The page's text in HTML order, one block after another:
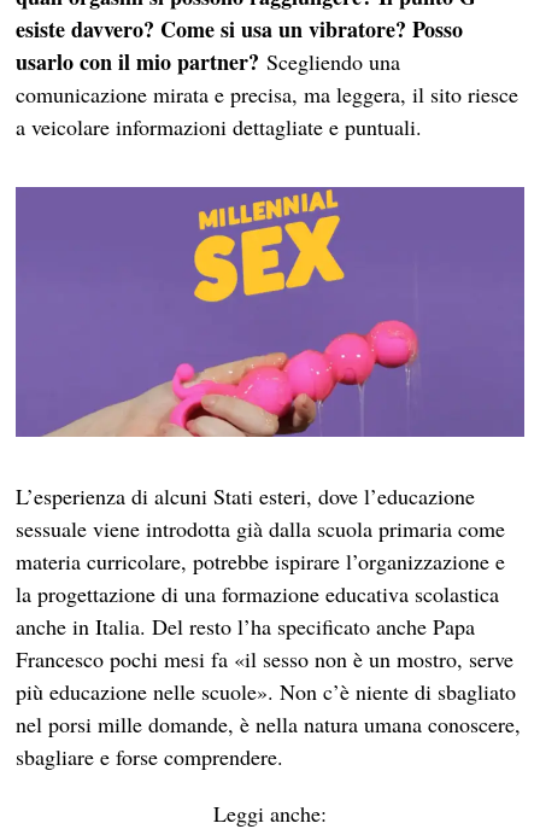
esiste davvero? Come si usa un vibratore? Posso
usarlo con il mio partner?Scegliendo una
comunicazione mirata e precisa, ma leggera, il sito riesce
a veicolare informazioni dettagliate e puntuali.
L’esperienza di alcuni Stati esteri, dove l’educazione
sessuale viene introdotta già dalla scuola primaria come
materia curricolare, potrebbe ispirare l’organizzazione e
la progettazione di una formazione educativa scolastica
anche in Italia. Del resto l’ha specificato anche Papa
Francesco pochi mesi fa «il sesso non è un mostro, serve
più educazione nelle scuole». Non c’è niente di sbagliato
nel porsi mille domande, è nella natura umana conoscere,
sbagliare e forse comprendere.
Leggi anche: